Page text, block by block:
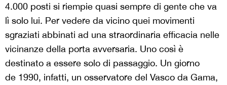
4.000 posti si riempie quasi sempre di gente che va
lì solo lui. Per vedere da vicino quei movimenti
sgraziati abbinati ad una straordinaria efficacia nelle
vicinanze della porta avversaria. Uno così è
destinato a essere solo di passaggio. Un giorno
de 1990, infatti, un osservatore del Vasco da Gama,